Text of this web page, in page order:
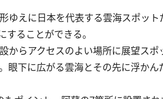
えに日本を代表する雲海スポッ
ることができる。
らアクセスのよい場所に展望スポ
眼下に広がる雲海とその先に浮か